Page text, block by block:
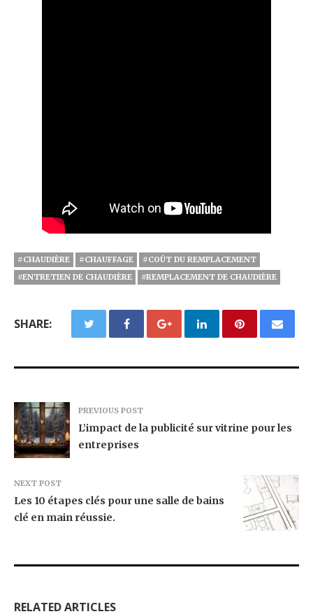
#CHAUDIÈRE #CHAUFFAGE
#COÛT DU REMPLACEMENT
#ENTRETIEN DE CHAUDIÈRE
#REMPLACEMENT DE CHAUDIÈRE
SHARE:
PREVIOUS POST
L’impact de la publicité sur vitrine pour les
entreprises
NEXT POST
Les 10 étapes clés pour une salle de bains
clé en main réussie.
RELATED ARTICLES